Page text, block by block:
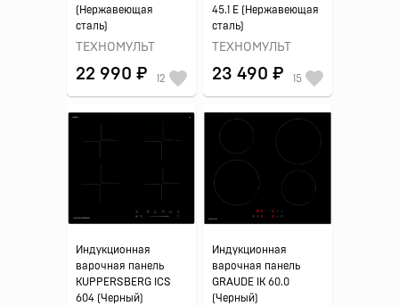
(Нержавеющая
сталь)
ТЕХНОМУЛЬТ
22 990 ₽ 12
45.1 E (Нержавеющая
сталь)
ТЕХНОМУЛЬТ
23 490 ₽ 15
Индукционная
варочная панель
KUPPERSBERG ICS
604 (Черный)
Индукционная
варочная панель
GRAUDE IK 60.0
(Черный)